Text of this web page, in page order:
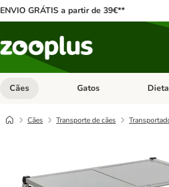
ENVIO GRÁTIS a partir de 39€**
Cães Abrir menu de categoria:
Gatos Abrir
Cães Transporte de cães